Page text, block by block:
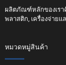
ผลิตภัณฑ์หลักของเรา
พลาสติก, เครื่องจ่ายแ
หมวดหมู่สินค้า